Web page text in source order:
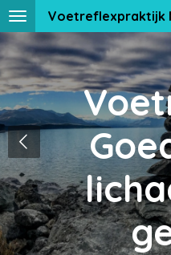
Ga
direct
naar
de
hoofdinhoud
Voetreflexpraktijk